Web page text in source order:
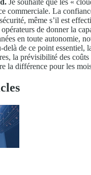
commerciale. La
même s’il est
de donner la
en toute autonomie,
de ce point essentiel,
la prévisibilité des
la différence pour les